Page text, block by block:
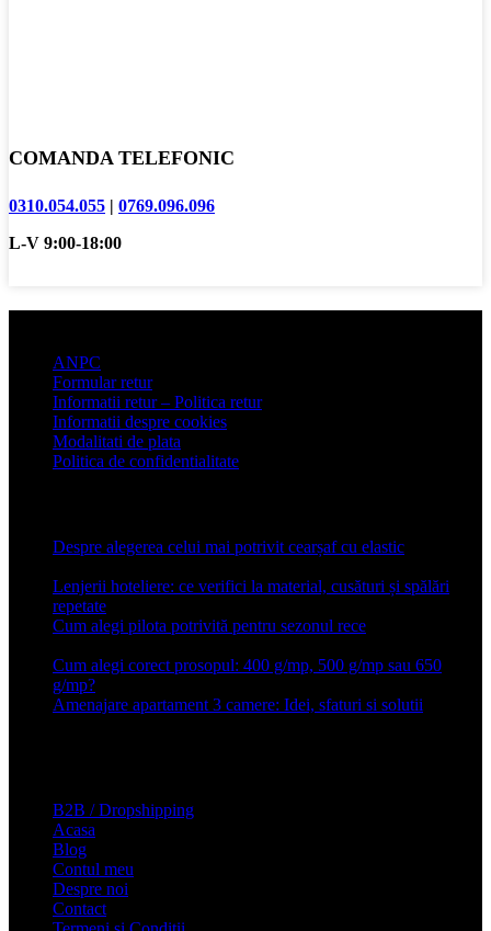
COMANDA TELEFONIC
0310.054.055 | 0769.096.096
L-V 9:00-18:00
ANPC
Formular retur
Informatii retur – Politica retur
Informatii despre cookies
Modalitati de plata
Politica de confidentialitate
Despre alegerea celui mai potrivit cearșaf cu elastic
Lenjerii hoteliere: ce verifici la material, cusături și spălări
repetate
Cum alegi pilota potrivită pentru sezonul rece
Cum alegi corect prosopul: 400 g/mp, 500 g/mp sau 650
g/mp?
Amenajare apartament 3 camere: Idei, sfaturi si solutii
B2B / Dropshipping
Acasa
Blog
Contul meu
Despre noi
Contact